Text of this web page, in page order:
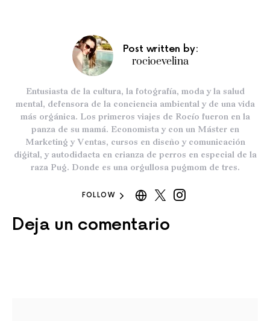
Post written by:
rocioevelina
Entusiasta de la cultura, la fotografía, moda y la salud
mental, defensora de la conciencia ambiental y de una vida
más orgánica. Los primeros viajes de Rocío fueron en la
panza de su mamá. Economista y con un Máster en
Marketing y Ventas, cursos en diseño y comunicación
digital, y autodidacta en crianza de perros en especial de la
raza Pug. Donde es una orgullosa pugmom de tres.
FOLLOW
Deja un comentario